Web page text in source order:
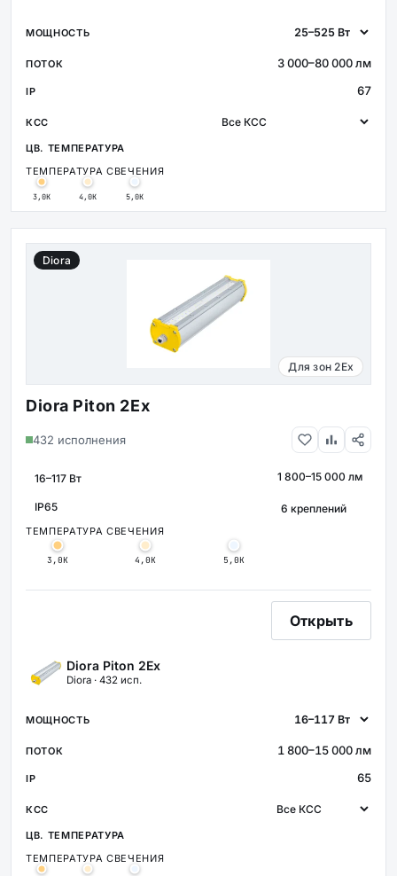
3 000–80 000 лм
67
ТЕМПЕРАТУРА СВЕЧЕНИЯ
3,0К 4,0К 5,0К
Diora
Для зон 2Ex
Diora Piton 2Ex
432 исполнения
МОЩНОСТЬ СВЕТОВОЙ ПОТОК
1 800–15 000 лм
ЗАЩИТА
IP65 КРЕПЛЕНИЕ
ТЕМПЕРАТУРА СВЕЧЕНИЯ
3,0К 4,0К 5,0К
Открыть
Diora Piton 2Ex
Diora · 432 исп.
1 800–15 000 лм
65
ТЕМПЕРАТУРА СВЕЧЕНИЯ